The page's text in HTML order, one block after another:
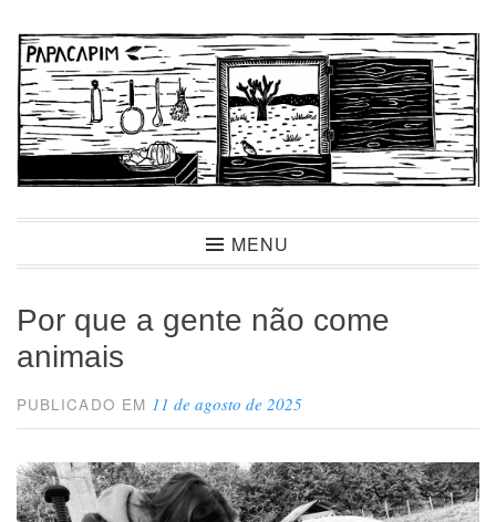
para
conteúdo
PapacapimMENU
Por que a gente não come
animais
PUBLICADO EM 11 de agosto de 2025